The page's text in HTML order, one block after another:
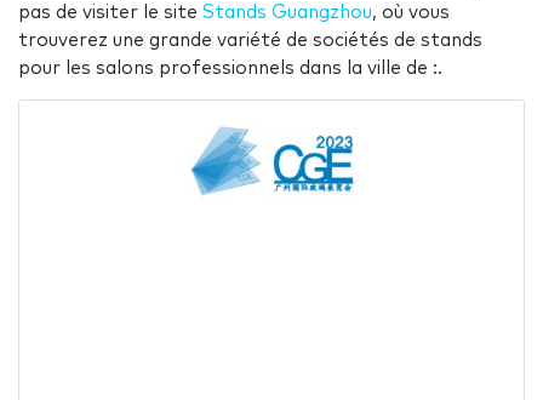
pas de visiter le site Stands Guangzhou, où vous
trouverez une grande variété de sociétés de stands
pour les salons professionnels dans la ville de :.